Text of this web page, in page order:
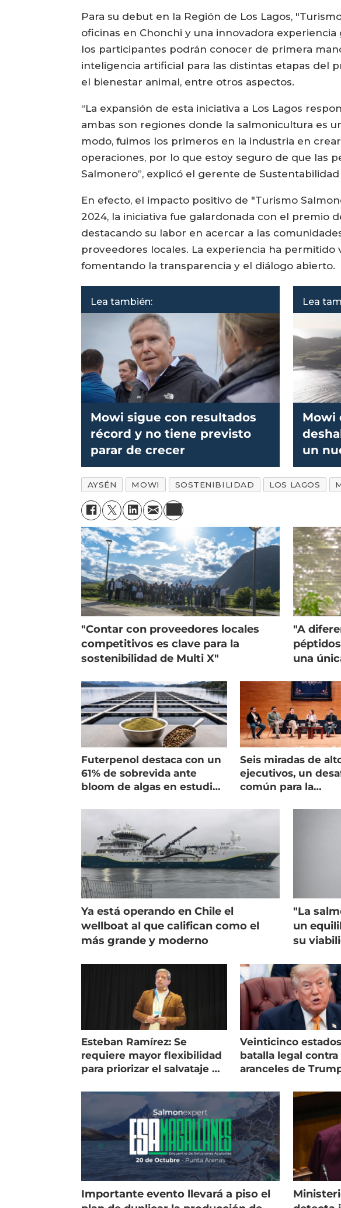
Para su debut en la Región de Los Lagos,
oficinas en Chonchi y una innovadora
los participantes podrán conocer de primera
inteligencia artificial para las distintas etapas del
el bienestar animal, entre otros aspectos.
“La expansión de esta iniciativa a Los Lagos
ambas son regiones donde la salmonicultura es
modo, fuimos los primeros en la industria en
operaciones, por lo que estoy seguro de que las
Salmonero”, explicó el gerente de
En efecto, el impacto positivo de "Turismo
2024, la iniciativa fue galardonada con el premio
destacando su labor en acercar a las
proveedores locales. La experiencia ha
fomentando la transparencia y el diálogo abierto.
Lea también:
Mowi sigue con resultados
récord y no tiene previsto
parar de crecer
Lea
Mowi
un
AYSÉN MOWI SOSTENIBILIDAD LOS LAGOS
"Contar con proveedores locales
competitivos es clave para la
sostenibilidad de Multi X"
"A
una
Futerpenol destaca con un
61% de sobrevida ante
bloom de algas en estudio
Seis miradas de
ejecutivos, un
común para la
Ya está operando en Chile el
wellboat al que califican como el
más grande y moderno
"La
un
su
Esteban Ramírez: Se
requiere mayor flexibilidad
para priorizar el salvataje de
Veinticinco
batalla legal contra
aranceles de
Importante evento llevará a piso el